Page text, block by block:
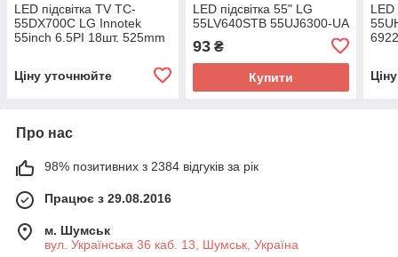
LED підсвітка TV TC-
55DX700C LG Innotek
55inch 6.5PI 18шт. 525mm
Ціну уточнюйте
LED підсвітка 55" LG
55LV640STB 55UJ6300-UA
93₴
Купити
LED
Про нас
98% позитивних з 2384 відгуків за рік
Працює з 29.08.2016
м. Шумськ
вул. Українська 36 каб. 13, Шумськ, Україна